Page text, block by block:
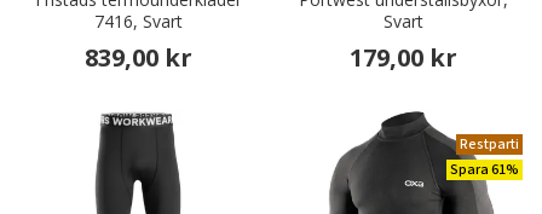
7416, Svart
839,00 kr
Svart
179,00 kr
Restparti
Spara 61%